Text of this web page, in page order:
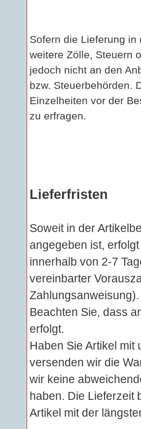
Sofern die Lieferung
weitere Zölle, Steuern
jedoch nicht an den
bzw. Steuerbehörden.
Einzelheiten vor der
zu erfragen.
Lieferfristen
Soweit in der
angegeben ist,
innerhalb von 2-7
vereinbarter
Zahlungsanweisung).
Beachten Sie, dass
erfolgt.
Haben Sie Artikel mit
versenden wir die
wir keine
haben. Die Lieferzeit
Artikel mit der